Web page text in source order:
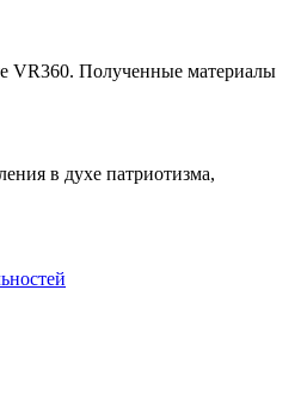
VR360. Полученные материалы
в духе патриотизма,